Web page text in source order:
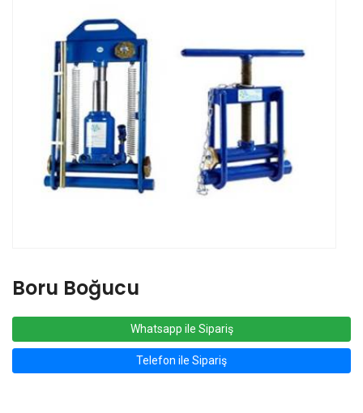
Boru Boğucu
Whatsapp ile Sipariş
Telefon ile Sipariş